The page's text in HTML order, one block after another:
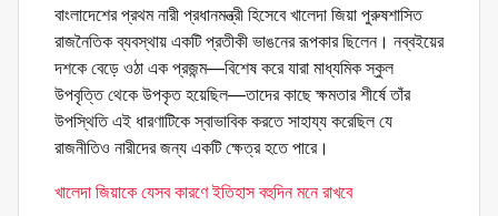
বাংলাদেশের প্রথম নারী প্রধানমন্ত্রী হিসেবে খালেদা জিয়া পুরুষশাসিত
রাজনৈতিক ব্যবস্থায় একটি প্রতীকী ভাঙনের রূপকার ছিলেন। নব্বইয়ের
দশকে বেড়ে ওঠা এক প্রজন্ম—বিশেষ করে যারা মাধ্যমিক স্কুল
উপবৃত্তি থেকে উপকৃত হয়েছিল—তাদের কাছে ক্ষমতার শীর্ষে তাঁর
উপস্থিতি এই ধারণাটিকে স্বাভাবিক করতে সাহায্য করেছিল যে
রাজনীতিও নারীদের জন্য একটি ক্ষেত্র হতে পারে।
খালেদা জিয়াকে যেসব কারণে ইতিহাস বহুদিন মনে রাখবে